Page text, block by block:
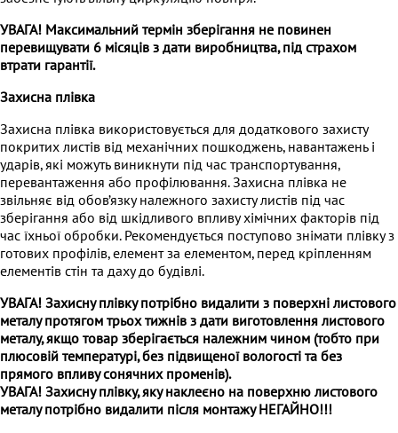
УВАГА! Максимальний термін зберігання не повинен
перевищувати 6 місяців з дати виробництва, під страхом
втрати гарантії.
Захисна плівка
Захисна плівка використовується для додаткового захисту
покритих листів від механічних пошкоджень, навантажень і
ударів, які можуть виникнути під час транспортування,
перевантаження або профілювання. Захисна плівка не
звільняє від обов’язку належного захисту листів під час
зберігання або від шкідливого впливу хімічних факторів під
час їхньої обробки. Рекомендується поступово знімати плівку з
готових профілів, елемент за елементом, перед кріпленням
елементів стін та даху до будівлі.
УВАГА! Захисну плівку потрібно видалити з поверхні листового
металу протягом трьох тижнів з дати виготовлення листового
металу, якщо товар зберігається належним чином (тобто при
плюсовій температурі, без підвищеної вологості та без
прямого впливу сонячних променів).
УВАГА! Захисну плівку, яку наклеєно на поверхню листового
металу потрібно видалити після монтажуНЕГАЙНО!!!